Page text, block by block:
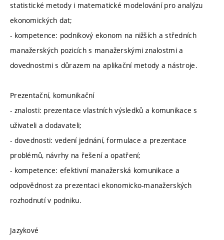
statistické metody i matematické modelování pro analýzu
ekonomických dat;
- kompetence: podnikový ekonom na nižších a středních
manažerských pozicích s manažerskými znalostmi a
dovednostmi s důrazem na aplikační metody a nástroje.
Prezentační, komunikační
- znalosti: prezentace vlastních výsledků a komunikace s
uživateli a dodavateli;
- dovednosti: vedení jednání, formulace a prezentace
problémů, návrhy na řešení a opatření;
- kompetence: efektivní manažerská komunikace a
odpovědnost za prezentaci ekonomicko-manažerských
rozhodnutí v podniku.
Jazykové